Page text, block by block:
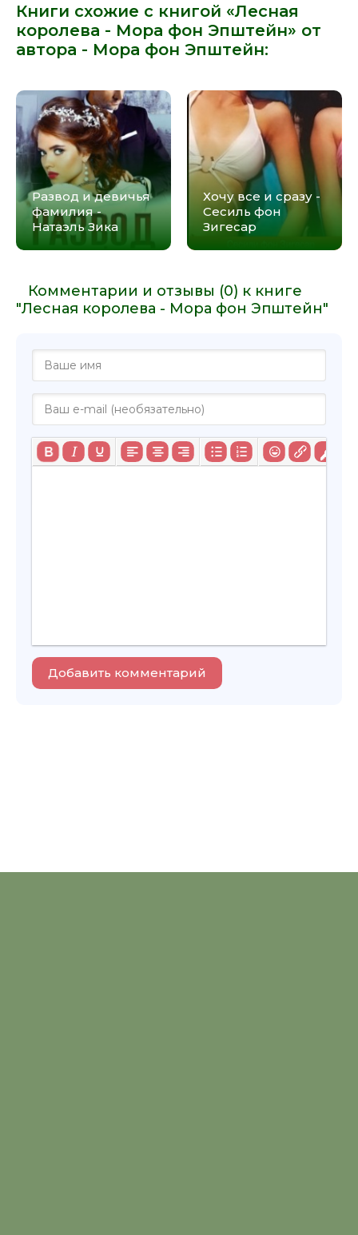
Книги схожие с книгой «Лесная
королева - Мора фон Эпштейн» от
автора - Мора фон Эпштейн:
Развод и девичья
фамилия -
Натаэль Зика
Хочу все и сразу -
Сесиль фон
Зигесар
Комментарии и отзывы (0) к книге
"Лесная королева - Мора фон Эпштейн"
Добавить комментарий